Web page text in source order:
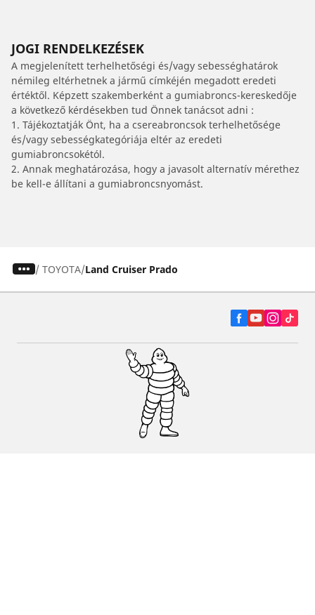
JOGI RENDELKEZÉSEK
A megjelenített terhelhetőségi és/vagy sebességhatárok
némileg eltérhetnek a jármű címkéjén megadott eredeti
értéktől. Képzett szakemberként a gumiabroncs-kereskedője
a következő kérdésekben tud Önnek tanácsot adni :
1. Tájékoztatják Önt, ha a csereabroncsok terhelhetősége
és/vagy sebességkategóriája eltér az eredeti
gumiabroncsokétól.
2. Annak meghatározása, hogy a javasolt alternatív mérethez
be kell-e állítani a gumiabroncsnyomást.
/ TOYOTA Land Cruiser Prado